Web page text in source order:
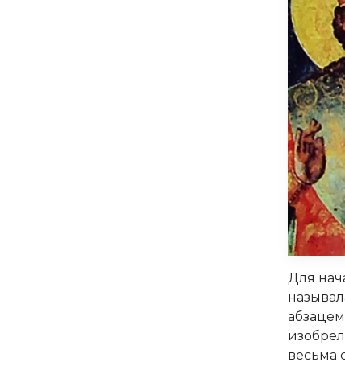
Для
весьма